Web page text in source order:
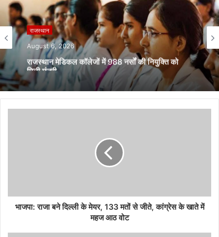
राजस्थान
August 6, 2026
राजस्थान मेडिकल कॉलेजों में 988 नर्सों की नियुक्ति को
मिली मंजूरी
भाजपा: राजा बने दिल्ली के मेयर, 133 मतों से जीते, कांग्रेस के खाते में
महज आठ वोट